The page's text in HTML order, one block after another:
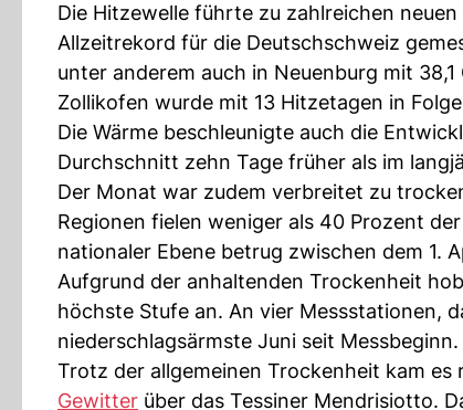
Die Hitzewelle führte zu zahlreichen
Allzeitrekord für die Deutschschweiz
unter anderem auch in Neuenburg mit
Zollikofen wurde mit 13 Hitzetagen in
Die Wärme beschleunigte auch die
Durchschnitt zehn Tage früher als im
Der Monat war zudem verbreitet zu
Regionen fielen weniger als 40 Prozent
nationaler Ebene betrug zwischen dem 1.
Aufgrund der anhaltenden Trockenheit
höchste Stufe an. An vier Messstationen,
niederschlagsärmste Juni seit Messbeginn.
Trotz der allgemeinen Trockenheit kam
Gewitter über das Tessiner Mendrisiotto.